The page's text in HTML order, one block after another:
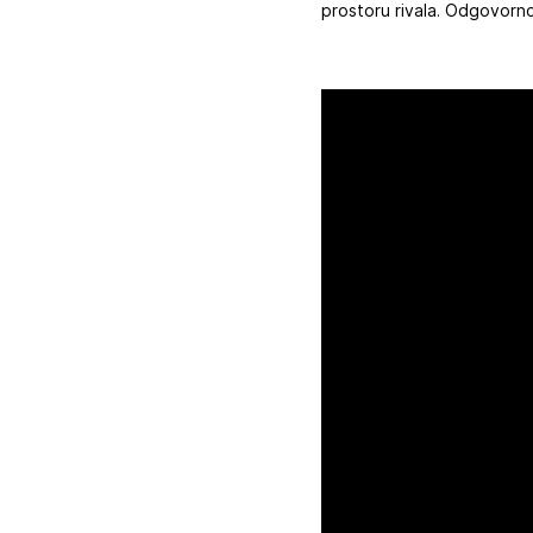
prostoru rivala.